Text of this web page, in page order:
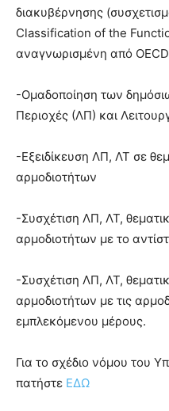
διακυβέρνησης
Classification of the
αναγνωρισμένη από
-Ομαδοποίηση των
Περιοχές (ΛΠ) και
-Εξειδίκευση ΛΠ, ΛΤ σε
αρμοδιοτήτων
-Συσχέτιση ΛΠ, ΛΤ,
αρμοδιοτήτων με το
-Συσχέτιση ΛΠ, ΛΤ,
αρμοδιοτήτων με τις
εμπλεκόμενου μέρους.
Για το σχέδιο νόμου του
πατήστε ΕΔΩ